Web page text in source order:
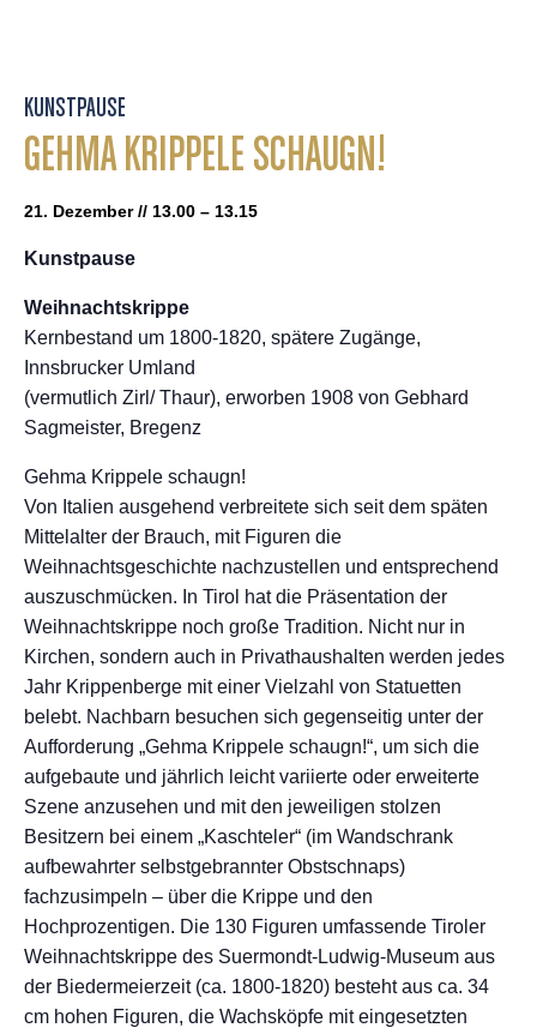
KUNSTPAUSE
GEHMA KRIPPELE SCHAUGN!
21. Dezember // 13.00 – 13.15
Kunstpause
Weihnachtskrippe
Kernbestand um 1800-1820, spätere Zugänge,
Innsbrucker Umland
(vermutlich Zirl/ Thaur), erworben 1908 von Gebhard
Sagmeister, Bregenz
Gehma Krippele schaugn!
Von Italien ausgehend verbreitete sich seit dem späten
Mittelalter der Brauch, mit Figuren die
Weihnachtsgeschichte nachzustellen und entsprechend
auszuschmücken. In Tirol hat die Präsentation der
Weihnachtskrippe noch große Tradition. Nicht nur in
Kirchen, sondern auch in Privathaushalten werden jedes
Jahr Krippenberge mit einer Vielzahl von Statuetten
belebt. Nachbarn besuchen sich gegenseitig unter der
Aufforderung „Gehma Krippele schaugn!“, um sich die
aufgebaute und jährlich leicht variierte oder erweiterte
Szene anzusehen und mit den jeweiligen stolzen
Besitzern bei einem „Kaschteler“ (im Wandschrank
aufbewahrter selbstgebrannter Obstschnaps)
fachzusimpeln – über die Krippe und den
Hochprozentigen. Die 130 Figuren umfassende Tiroler
Weihnachtskrippe des Suermondt-Ludwig-Museum aus
der Biedermeierzeit (ca. 1800-1820) besteht aus ca. 34
cm hohen Figuren, die Wachsköpfe mit eingesetzten